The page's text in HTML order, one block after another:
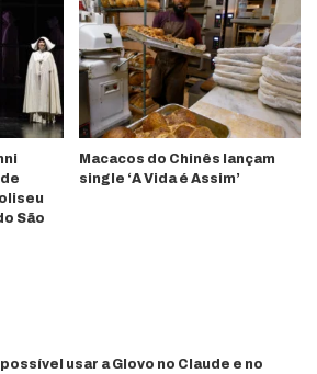
São
Macacos do Chinês lançam
single ‘A Vida é Assim’
possível usar a Glovo no Claude e no